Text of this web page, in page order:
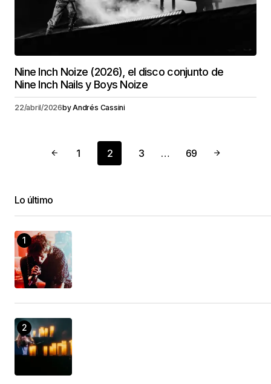
Nine Inch Noize (2026), el disco conjunto de
Nine Inch Nails y Boys Noize
22/abril/2026byAndrés Cassini
1 2 3 … 69
Lo último